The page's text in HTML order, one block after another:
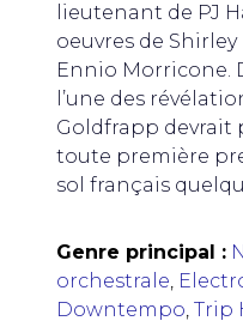
lieutenant de PJ
oeuvres de Shirley
Ennio Morricone.
l’une des
Goldfrapp devrait
toute première
sol français
Genre principal :
orchestrale,
Downtempo, Trip